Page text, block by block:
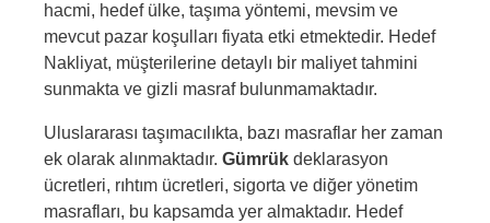
hacmi, hedef ülke, taşıma yöntemi, mevsim ve
mevcut pazar koşulları fiyata etki etmektedir. Hedef
Nakliyat, müşterilerine detaylı bir maliyet tahmini
sunmakta ve gizli masraf bulunmamaktadır.
Uluslararası taşımacılıkta, bazı masraflar her zaman
ek olarak alınmaktadır. Gümrük deklarasyon
ücretleri, rıhtım ücretleri, sigorta ve diğer yönetim
masrafları, bu kapsamda yer almaktadır. Hedef